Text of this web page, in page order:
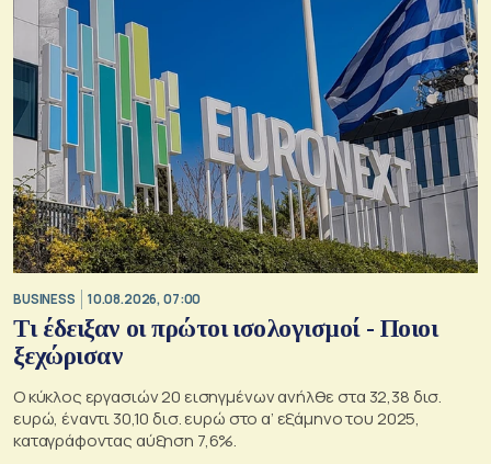
BUSINESS 10.08.2026, 07:00
Τι έδειξαν οι πρώτοι ισολογισμοί - Ποιοι
ξεχώρισαν
Ο κύκλος εργασιών 20 εισηγμένων ανήλθε στα 32,38 δισ.
ευρώ, έναντι 30,10 δισ. ευρώ στο α’ εξάμηνο του 2025,
καταγράφοντας αύξηση 7,6%.